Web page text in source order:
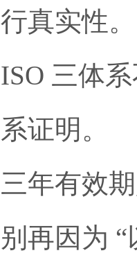
行真实性。
ISO 三体
系证明。
三年有效
别再因为